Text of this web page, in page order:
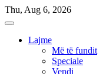
Skip
to
Thu, Aug 6, 2026
Lajme
Më të fundit
Speciale
Vendi